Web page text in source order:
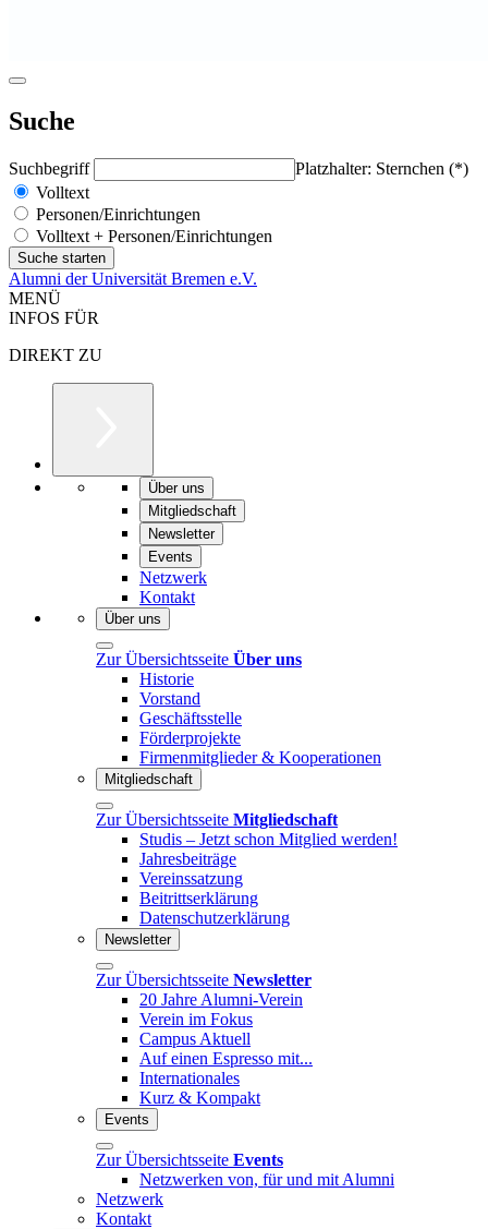
Suche
Suchbegriff
Platzhalter: Sternchen (*)
Volltext
Personen/Einrichtungen
Volltext + Personen/Einrichtungen
Alumni der Universität Bremen e.V.
MENÜ
INFOS FÜR
DIREKT ZU
Über uns
Mitgliedschaft
Newsletter
Events
Netzwerk
Kontakt
Über uns
Zur Übersichtsseite Über uns
Historie
Vorstand
Geschäftsstelle
Förderprojekte
Firmenmitglieder & Kooperationen
Mitgliedschaft
Zur Übersichtsseite Mitgliedschaft
Studis – Jetzt schon Mitglied werden!
Jahresbeiträge
Vereinssatzung
Beitrittserklärung
Datenschutzerklärung
Newsletter
Zur Übersichtsseite Newsletter
20 Jahre Alumni-Verein
Verein im Fokus
Campus Aktuell
Auf einen Espresso mit...
Internationales
Kurz & Kompakt
Events
Zur Übersichtsseite Events
Netzwerken von, für und mit Alumni
Netzwerk
Kontakt